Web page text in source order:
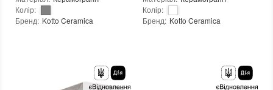
Колір:
Бренд: Kotto Ceramica
Колір:
Бренд: Kotto Ceramica